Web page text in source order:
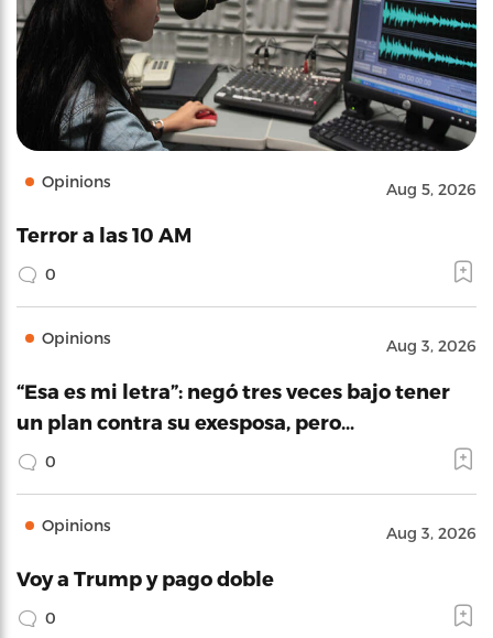
Opinions Aug 5, 2026
Terror a las 10 AM
0
Opinions Aug 3, 2026
“Esa es mi letra”: negó tres veces bajo tener
un plan contra su exesposa, pero…
0
Opinions Aug 3, 2026
Voy a Trump y pago doble
0